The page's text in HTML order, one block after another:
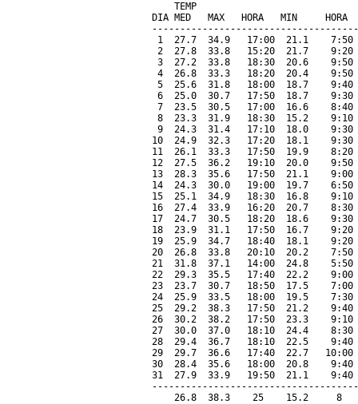
TEMP
DIA MED   MAX   HORA   MIN
1  27.7  34.9   17:00  21.1
2  27.8  33.8   15:20  21.7
3  27.2  33.8   18:30  20.6
4  26.8  33.3   18:20  20.4
5  25.6  31.8   18:00  18.7
6  25.0  30.7   17:50  18.7
7  23.5  30.5   17:00  16.6
8  23.3  31.9   18:30  15.2
9  24.3  31.4   17:10  18.0
10  24.9  32.3   17:20  18.1
11  26.1  33.3   17:50  19.9
12  27.5  36.2   19:10  20.0
13  28.3  35.6   17:50  21.1
14  24.3  30.0   19:00  19.7
15  25.1  34.9   18:30  16.8
16  27.4  33.9   16:20  20.7
17  24.7  30.5   18:20  18.6
18  23.9  31.1   17:50  16.7
19  25.9  34.7   18:40  18.1
20  26.8  33.8   20:10  20.2
21  31.8  37.1   14:00  24.8
22  29.3  35.5   17:40  22.2
23  23.7  30.7   18:50  17.5
24  25.9  33.5   18:00  19.5
25  29.2  38.3   17:50  21.2
26  30.2  38.2   17:50  23.3
27  30.0  37.0   18:10  24.4
28  29.4  36.7   18:10  22.5
29  29.7  36.6   17:40  22.7
30  28.4  35.6   18:00  20.8
31  27.9  33.9   19:50  21.1
26.8  38.3    25    15.2     8